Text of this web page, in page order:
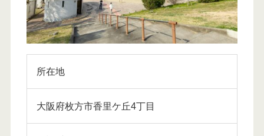
所在地
大阪府枚方市香里ケ丘4丁目